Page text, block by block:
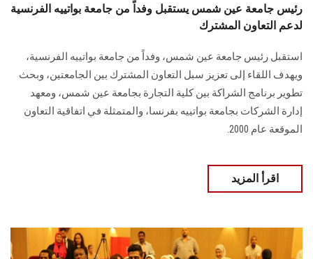
رئيس جامعة عين شمس يستقبل وفداً من جامعة بواتييه الفرنسية
لدعم التعاون المشترك
استقبل رئيس جامعة عين شمس، وفداً من جامعة بواتييه الفرنسية،
ويهدف اللقاء إلى تعزيز سبل التعاون المشترك بين الجامعتين، وبحث
تطوير برنامج الشراكة بين كلية التجارة بجامعة عين شمس، ومعهد
إدارة الشركات بجامعة بواتييه بفرنسا، والمتمثلة في اتفاقية التعاون
الموقعة عام 2000.
اقرأ المزيد